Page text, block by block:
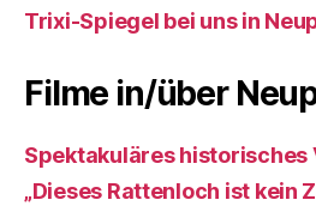
Trixi-Spiegel bei uns in
Filme in/über
Spektakuläres historisches
„Dieses Rattenloch ist kein